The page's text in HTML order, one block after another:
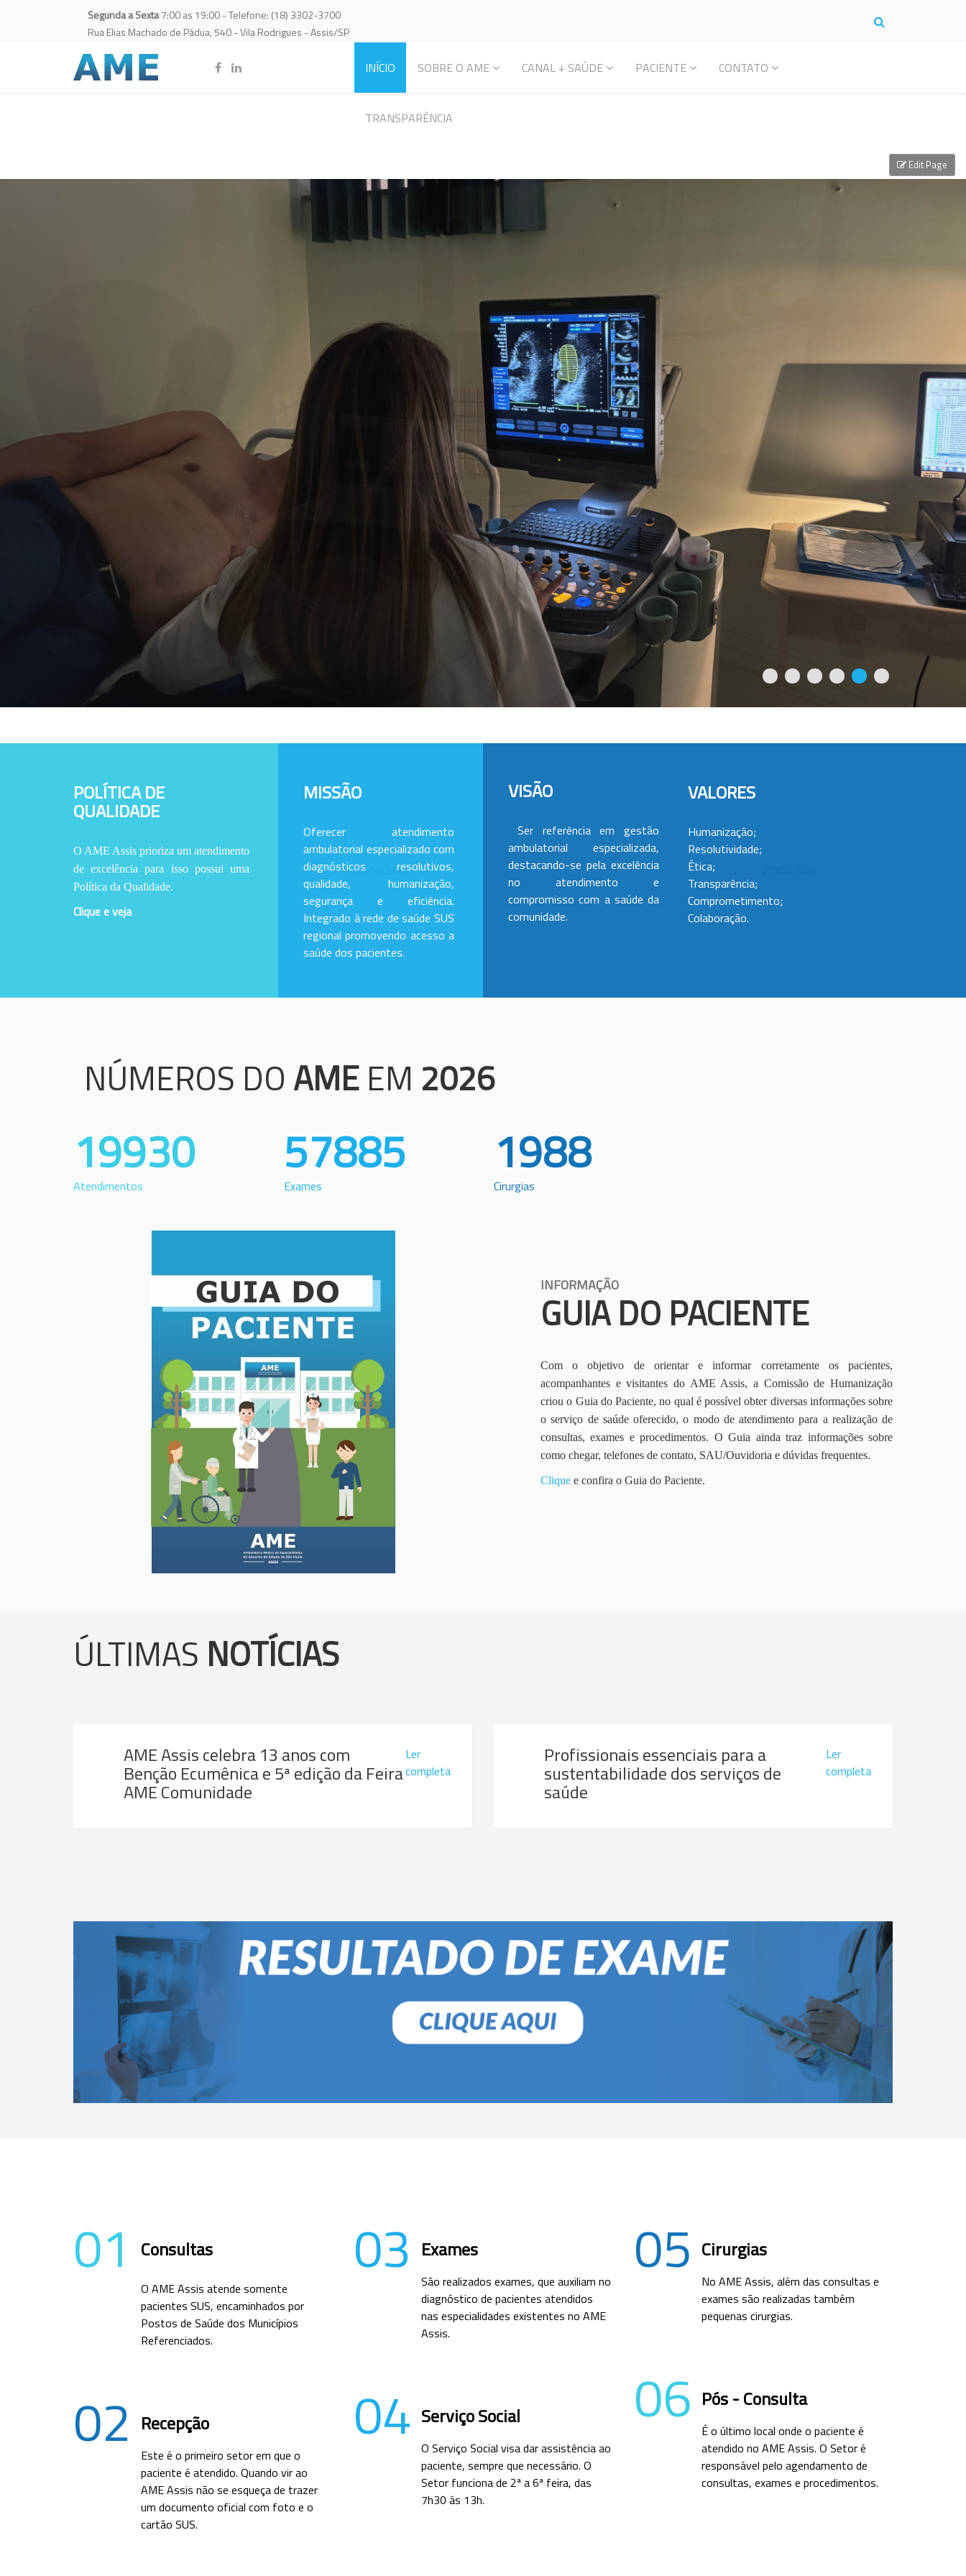
Segunda a Sexta7:00 as 19:00 - Telefone: (18) 3302-3700
Rua Elias Machado de Pádua, 540 - Vila Rodrigues - Assis/SP
INÍCIO SOBRE O AME CANAL + SAÚDE PACIENTE CONTATO
TRANSPARÊNCIA
POLÍTICA DE
QUALIDADE
O AME Assis prioriza um atendimento
de excelência para isso possui uma
Política da Qualidade.
Clique e veja
MISSÃO
Oferecer atendimento
ambulatorial especializado com
diagnósticos resolutivos,
qualidade, humanização,
segurança e eficiência.
Integrado à rede de saúde SUS
regional promovendo acesso a
saúde dos pacientes.
VISÃO
Ser referência em gestão
ambulatorial especializada,
destacando-se pela excelência
no atendimento e
compromisso com a saúde da
comunidade.
VALORES
Humanização;
Resolutividade;
Ética;
Transparência;
Comprometimento;
Colaboração.
NÚMEROS DO AME EM 2026
19930
Atendimentos
57885
Exames
1988
Cirurgias
INFORMAÇÃO
GUIA DO PACIENTE
Com o objetivo de orientar e informar corretamente os pacientes,
acompanhantes e visitantes do AME Assis, a Comissão de Humanização
criou o Guia do Paciente, no qual é possível obter diversas informações sobre
o serviço de saúde oferecido, o modo de atendimento para a realização de
consultas, exames e procedimentos. O Guia ainda traz informações sobre
como chegar, telefones de contato, SAU/Ouvidoria e dúvidas frequentes.
Clique e confira o Guia do Paciente.
ÚLTIMAS NOTÍCIAS
AME Assis celebra 13 anos com
Benção Ecumênica e 5ª edição da Feira
AME Comunidade
Ler
completa
Profissionais essenciais para a
sustentabilidade dos serviços de
saúde
Ler
completa
01 Consultas
O AME Assis atende somente
pacientes SUS, encaminhados por
Postos de Saúde dos Municípios
Referenciados.
02 Recepção
Este é o primeiro setor em que o
paciente é atendido. Quando vir ao
AME Assis não se esqueça de trazer
um documento oficial com foto e o
cartão SUS.
03 Exames
São realizados exames, que auxiliam no
diagnóstico de pacientes atendidos
nas especialidades existentes no AME
Assis.
04 Serviço Social
O Serviço Social visa dar assistência ao
paciente, sempre que necessário. O
Setor funciona de 2ª a 6ª feira, das
7h30 às 13h.
05 Cirurgias
No AME Assis, além das consultas e
exames são realizadas também
pequenas cirurgias.
06 Pós - Consulta
É o último local onde o paciente é
atendido no AME Assis. O Setor é
responsável pelo agendamento de
consultas, exames e procedimentos.
Edit Page